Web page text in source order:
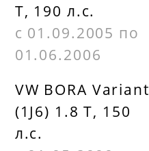
T, 190 л.с.
с 01.09.2005 по
01.06.2006
VW BORA Variant
(1J6) 1.8 T, 150
л.с.